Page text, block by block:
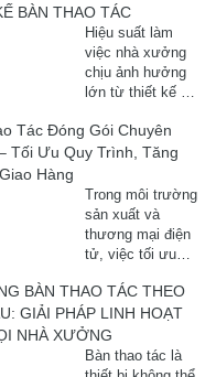
BÀN THAO TÁC
Hiệu suất làm
việc nhà xưởng
chịu ảnh hưởng
lớn từ thiết kế và
tác. Việc lựa
chọn đúng bàn
nghiệp sẽ giúp tối
ưu không gian, ...
Tác Đóng Gói Chuyên
Tối Ưu Quy Trình, Tăng
Hàng
Trong môi trường
sản xuất và
thương mại điện
tử, việc tối ưu
là yếu tố then
chốt để nâng cao
năng suất. Bàn
thao tác đóng gói
không chỉ ...
BÀN THAO TÁC THEO
GIẢI PHÁP LINH HOẠT
NHÀ XƯỞNG
Bàn thao tác là